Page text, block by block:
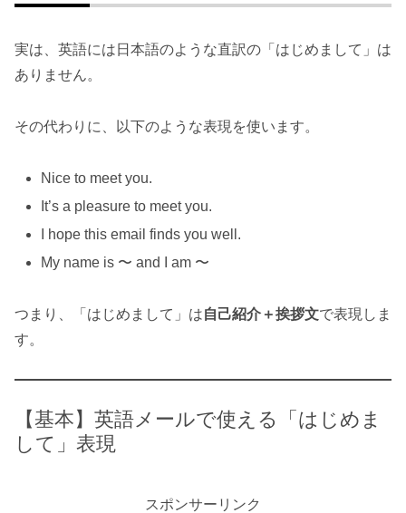
実は、英語には日本語のような直訳の「はじめまして」は
ありません。
その代わりに、以下のような表現を使います。
Nice to meet you.
It’s a pleasure to meet you.
I hope this email finds you well.
My name is 〜 and I am 〜
つまり、「はじめまして」は自己紹介＋挨拶文で表現しま
す。
【基本】英語メールで使える「はじめま
して」表現
スポンサーリンク